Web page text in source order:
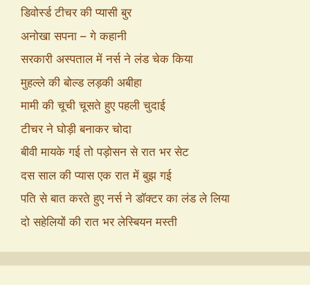
डिवोर्स्ड टीचर की प्यासी बुर
अनोखा सपना – गे कहानी
सरकारी अस्पताल में नर्स ने लंड चेक किया
मुहल्ले की बोल्ड लड़की अबीहा
मामी की चूची चूसते हुए पहली चुदाई
टीचर ने घोड़ी बनाकर चोदा
बीवी मायके गई तो पड़ोसन से रात भर सेट
दस साल की प्यास एक रात में बुझ गई
पति से बात करते हुए नर्स ने डॉक्टर का लंड ले लिया
दो सहेलियों की रात भर लेस्बियन मस्ती